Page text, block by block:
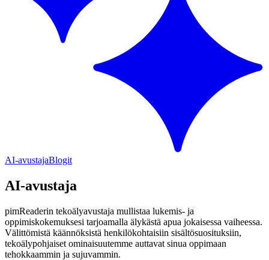
AI-avustajaBlogit
AI-avustaja
pimReaderin tekoälyavustaja mullistaa lukemis- ja
oppimiskokemuksesi tarjoamalla älykästä apua jokaisessa vaiheessa.
Välittömistä käännöksistä henkilökohtaisiin sisältösuosituksiin,
tekoälypohjaiset ominaisuutemme auttavat sinua oppimaan
tehokkaammin ja sujuvammin.